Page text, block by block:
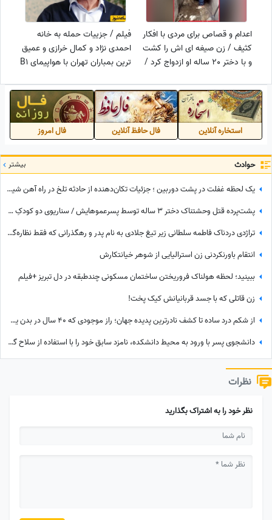
اعدام و قصاص برای مردی با افکار
کثیف / زن صیغه ای اش را کشت
و با دختر 20 ساله او ازدواج کرد /
داشت تا زنان کارگر را ببینید +
عکس ها از محل دفن جسد تا
نحوه قتل
فیلم / جزییات حمله به خانه
احمدی نژاد و کمال خرازی و عمیق
ترین بمباران تهران با هواپیمای B1
خودش بیرون آمد اما زنش../
احمدی نژاد و خانواده اش ...
استخاره آنلاین فال حافظ آنلاین فال امروز
حوادث بیشتر
یک لحظه غفلت در پشت دوربین ؛ جزئیات تکان‌دهنده از حادثه تلخ در راه آهن شیرگاه + فیلم
پشت‌پرده قتل وحشتناک دختر 3 ساله توسط پسرعموهایش / سناریوی دو کودکِ قاتل که مو به تن سیخ می‌کند! + فیلم
تراژدی دردناک فاطمه سلطانی زیر تیغ جلادی به نام پدر و رهگذرانی که فقط نظاره‌گر هستند! / قلب یک ملت شکست + ویدئو
انتقام باورنکردنی زن استرالیایی از شوهر خیانتکارش
ببینید؛ لحظه هولناک فروریختن ساختمان مسکونی چندطبقه در دل تبریز +فیلم
زن قاتلی که با جسد قربانیانش کیک پخت!
از شکم درد ساده تا کشف نادرترین پدیده جهان؛ راز موجودی که 40 سال در بدن یک زن زندگی می‌کرد + عکس اسکن
دانشجوی پسر با ورود به محیط دانشکده، نامزد سابق خود را با استفاده از سلاح گرم مورد هدف قرار داد+ جزئیات
نظرات
نظر خود را به اشتراک بگذارید